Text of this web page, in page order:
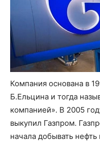
Компания основана в
Б.Ельцина и тогда
компанией». В 2005
выкупил Газпром.
начала добывать